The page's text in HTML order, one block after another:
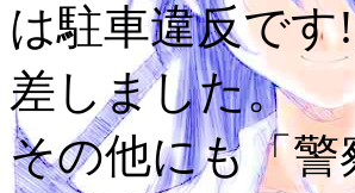
は駐車違反で
差しました。
その他にも「